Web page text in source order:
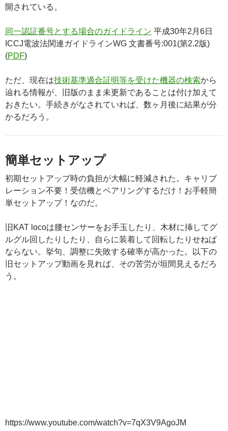
開されている。
同一認証番号とする場合のガイドライン 平成30年2月6日
ICCJ電波法関連ガイドラインWG 文書番号:001(第2.2版)
(PDF)
ただ、現在は技術基準適合証明等を受けた機器の検索から
辿れる情報が、旧版のまま未更新であることは付け加えて
おきたい。手続きがなされていれば、数ヶ月後に結果が分
かるだろう。
簡単セットアップ
初期セットアップ時の負担が大幅に軽減された。キャリブ
レーション不要！受信機とペアリングするだけ！お手軽簡
単セットアップ！なのだ。
旧KAT locoは腰センサーをお手玉したり、木材に挿してグ
ルグル回したりしたり、自らに装着して回転したりせねば
ならない。挙句、調整に失敗する確率が高かった。以下の
旧セットアップ動画を見れば、その苦労が垣間見えるだろ
う。
https://www.youtube.com/watch?v=7qX3V9AgoJM